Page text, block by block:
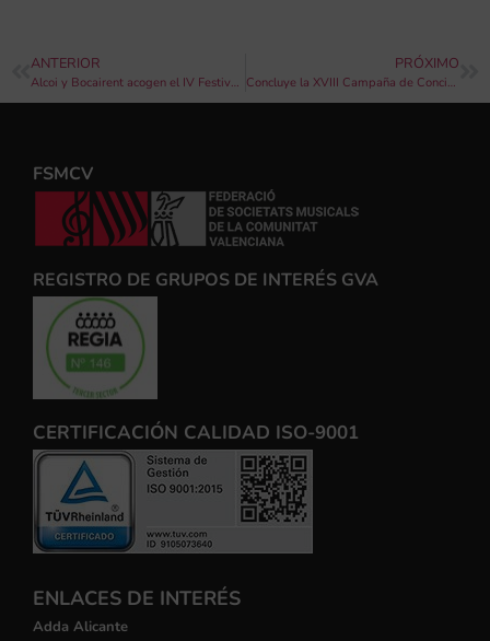
ANTERIOR
Alcoi y Bocairent acogen el IV Festival CaixaBank de Orquestas CaixaBank de la Comunitat Valenciana
PRÓXIMO
Concluye la XVIII Campaña de Conciertos de Intercambios tras celebrar más de 800 conciertos
FSMCV
REGISTRO DE GRUPOS DE INTERÉS GVA
CERTIFICACIÓN CALIDAD ISO-9001
ENLACES DE INTERÉS
Adda Alicante